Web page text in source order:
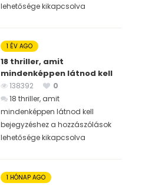
lehetősége kikapcsolva
1 ÉV AGO
18 thriller, amit
mindenképpen látnod kell
138392
0
18 thriller, amit
mindenképpen látnod kell
bejegyzéshez a hozzászólások
lehetősége kikapcsolva
1 HÓNAP AGO